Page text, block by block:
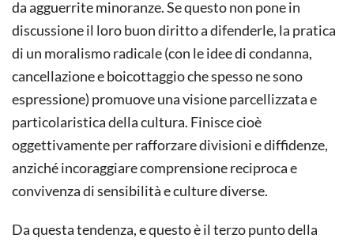
da agguerrite minoranze. Se questo non pone in
discussione il loro buon diritto a difenderle, la pratica
di un moralismo radicale (con le idee di condanna,
cancellazione e boicottaggio che spesso ne sono
espressione) promuove una visione parcellizzata e
particolaristica della cultura. Finisce cioè
oggettivamente per rafforzare divisioni e diffidenze,
anziché incoraggiare comprensione reciproca e
convivenza di sensibilità e culture diverse.
Da questa tendenza, e questo è il terzo punto della